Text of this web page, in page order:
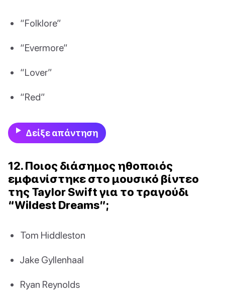
“Folklore”
“Evermore”
“Lover”
“Red”
Δείξε απάντηση
12. Ποιος διάσημος ηθοποιός
εμφανίστηκε στο μουσικό βίντεο
της Taylor Swift για το τραγούδι
“Wildest Dreams”;
Tom Hiddleston
Jake Gyllenhaal
Ryan Reynolds